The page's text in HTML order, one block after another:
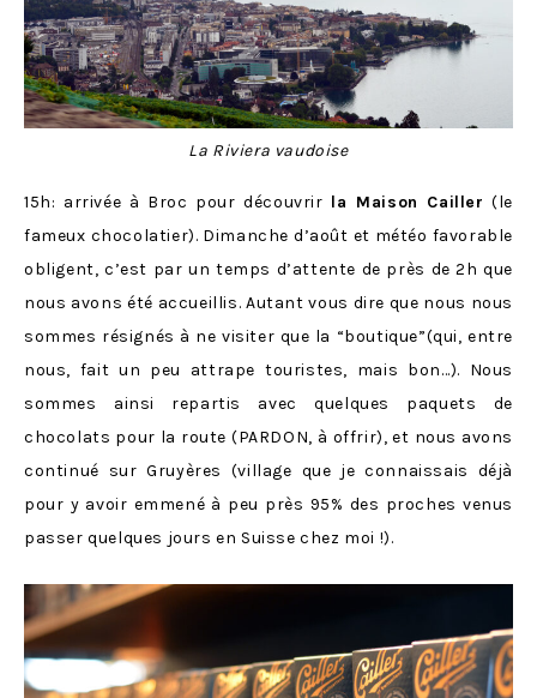
La Riviera vaudoise
15h: arrivée à Broc pour découvrir la Maison Cailler (le
fameux chocolatier). Dimanche d’août et météo favorable
obligent, c’est par un temps d’attente de près de 2h que
nous avons été accueillis. Autant vous dire que nous nous
sommes résignés à ne visiter que la “boutique”(qui, entre
nous, fait un peu attrape touristes, mais bon…). Nous
sommes ainsi repartis avec quelques paquets de
chocolats pour la route (PARDON, à offrir), et nous avons
continué sur Gruyères (village que je connaissais déjà
pour y avoir emmené à peu près 95% des proches venus
passer quelques jours en Suisse chez moi !).